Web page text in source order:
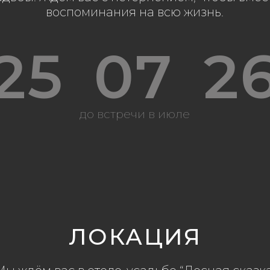
до встречи в июле
воспоминания на всю жизнь.
07
ЛОКАЦИЯ